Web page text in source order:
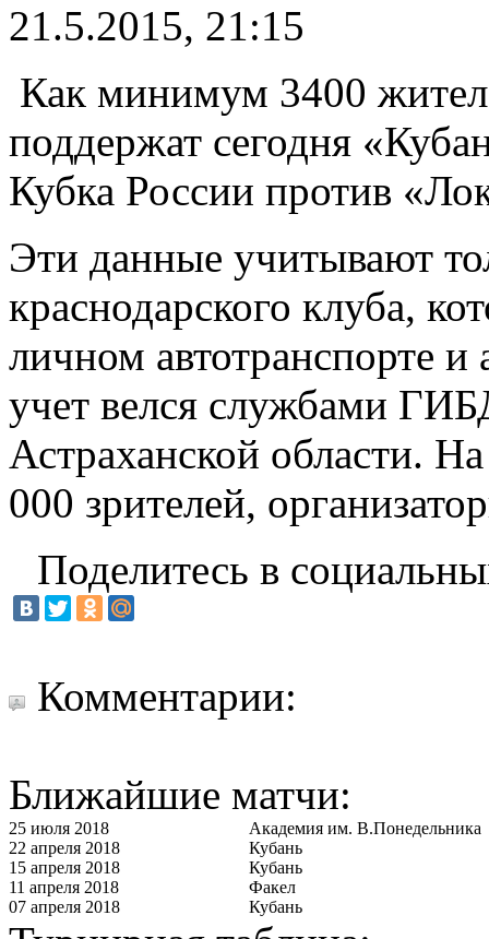
21.5.2015, 21:15
Как минимум 3400
поддержат сегодня
Кубка России против
Эти данные учитывают
краснодарского клуба,
личном автотранспорте
учет велся службами
Астраханской области.
000 зрителей,
Поделитесь в
Комментарии:
Ближайшие матчи:
25 июля 2018
Академия им. В.Понедельника
22 апреля 2018
Кубань
15 апреля 2018
Кубань
11 апреля 2018
Факел
07 апреля 2018
Кубань